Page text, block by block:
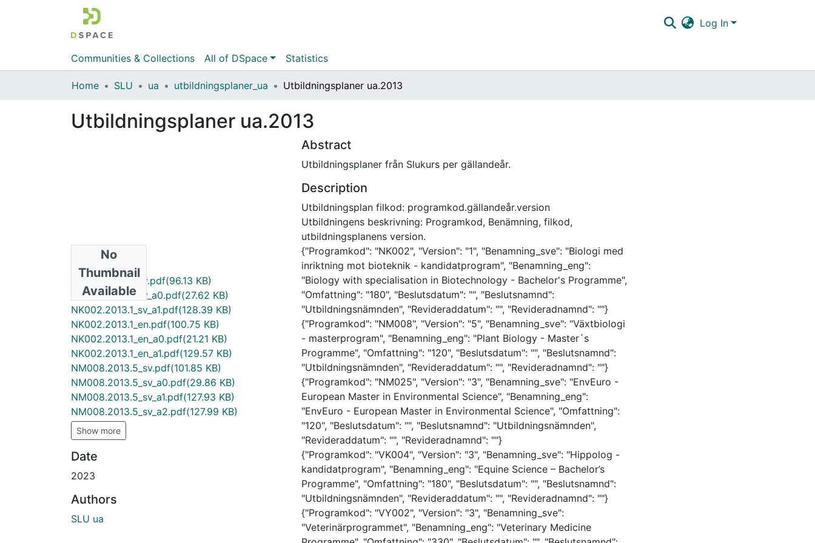
Log In
Communities & Collections All of DSpace Statistics
Home SLU ua utbildningsplaner_ua Utbildningsplaner ua.2013
Utbildningsplaner ua.2013
No
Thumbnail
Available
NK002.2013.1_sv.pdf(96.13 KB)
NK002.2013.1_sv_a0.pdf(27.62 KB)
NK002.2013.1_sv_a1.pdf(128.39 KB)
NK002.2013.1_en.pdf(100.75 KB)
NK002.2013.1_en_a0.pdf(21.21 KB)
NK002.2013.1_en_a1.pdf(129.57 KB)
NM008.2013.5_sv.pdf(101.85 KB)
NM008.2013.5_sv_a0.pdf(29.86 KB)
NM008.2013.5_sv_a1.pdf(127.93 KB)
NM008.2013.5_sv_a2.pdf(127.99 KB)
Show more
Date
2023
Authors
SLU ua
Abstract
Utbildningsplaner från Slukurs per gällandeår.
Description
Utbildningsplan filkod: programkod.gällandeår.version
Utbildningens beskrivning: Programkod, Benämning, filkod,
utbildningsplanens version.
{"Programkod": "NK002", "Version": "1", "Benamning_sve": "Biologi med
inriktning mot bioteknik - kandidatprogram", "Benamning_eng":
"Biology with specialisation in Biotechnology - Bachelor's Programme",
"Omfattning": "180", "Beslutsdatum": "", "Beslutsnamnd":
"Utbildningsnämnden", "Revideraddatum": "", "Revideradnamnd": ""}
{"Programkod": "NM008", "Version": "5", "Benamning_sve": "Växtbiologi
- masterprogram", "Benamning_eng": "Plant Biology - Master´s
Programme", "Omfattning": "120", "Beslutsdatum": "", "Beslutsnamnd":
"Utbildningsnämnden", "Revideraddatum": "", "Revideradnamnd": ""}
{"Programkod": "NM025", "Version": "3", "Benamning_sve": "EnvEuro -
European Master in Environmental Science", "Benamning_eng":
"EnvEuro - European Master in Environmental Science", "Omfattning":
"120", "Beslutsdatum": "", "Beslutsnamnd": "Utbildningsnämnden",
"Revideraddatum": "", "Revideradnamnd": ""}
{"Programkod": "VK004", "Version": "3", "Benamning_sve": "Hippolog -
kandidatprogram", "Benamning_eng": "Equine Science – Bachelor’s
Programme", "Omfattning": "180", "Beslutsdatum": "", "Beslutsnamnd":
"Utbildningsnämnden", "Revideraddatum": "", "Revideradnamnd": ""}
{"Programkod": "VY002", "Version": "3", "Benamning_sve":
"Veterinärprogrammet", "Benamning_eng": "Veterinary Medicine